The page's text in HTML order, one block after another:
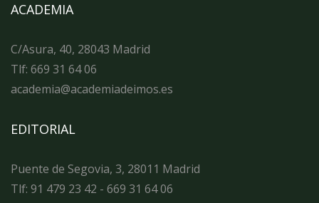
ACADEMIA
C/Asura, 40, 28043 Madrid
Tlf: 669 31 64 06
academia@academiadeimos.es
EDITORIAL
Puente de Segovia, 3, 28011 Madrid
Tlf: 91 479 23 42 - 669 31 64 06